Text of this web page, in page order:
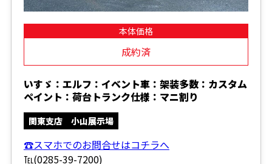
本体価格
成約済
いすゞ：エルフ：イベント車：架装多数：カスタム
ペイント：荷台トランク仕様：マニ割り
関東支店 小山展示場
☎スマホでのお問合せはコチラへ
℡(0285-39-7200)